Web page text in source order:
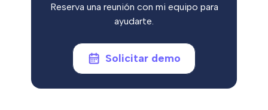
Reserva una reunión con mi equipo para
ayudarte.
Solicitar demo